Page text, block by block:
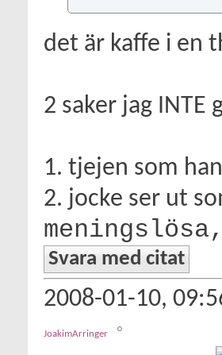
det är kaffe i en
2 saker jag INTE
1. tjejen som
2. jocke ser ut
Svara med citat
2008-01-10,
JoakimArringer